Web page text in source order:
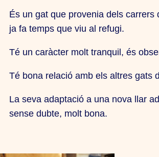
És un gat que provenia dels carrers
ja fa temps que viu al refugi.
Té un caràcter molt tranquil, és
Té bona relació amb els altres gats
La seva adaptació a una nova llar
sense dubte, molt bona.